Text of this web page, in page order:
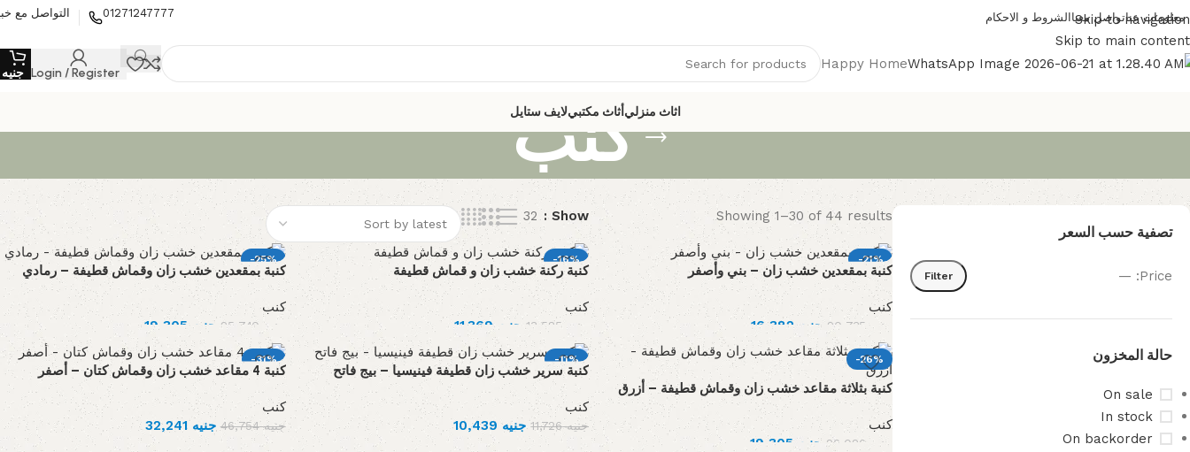
Skip to navigation
Skip to main content
معلومات عناتواصل معنا الشروط و الاحكام 01271247777 التواصل مع
Happy Home
Login / Register جنيه
اثاث منزلي أثاث مكتبيلايف ستايل
كنب
تصفية حسب السعر
Filter Price:
—
حالة المخزون
On sale
In stock
On backorder
Showing 1–30 of 44 results
Show
32
-21%
كنبة بمقعدين خشب زان – بني وأصفر
كنب
جنيه20,735 جنيه16,382
-16%
كنبة ركنة خشب زان و قماش قطيفة
كنب
جنيه13,585 جنيه 11,369
-25%
كنبة بمقعدين خشب زان وقماش قطيفة – رمادي
كنب
جنيه جنيه19,305
-26%
كنبة بثلاثة مقاعد خشب زان وقماش قطيفة – أزرق
كنب
جنيه26,026 جنيه19,305
-11%
كنبة سرير خشب زان قطيفة فينيسيا – بيج فاتح
كنب
جنيه11,726 جنيه10,439
-31%
كنبة 4 مقاعد خشب زان وقماش كتان – أصفر
كنب
جنيه46,754 جنيه32,241